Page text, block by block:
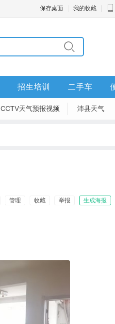
保存桌面 我的收藏
招生培训 二手车
CCTV天气预报视频 沛县天气
管理 收藏 举报 生成海报